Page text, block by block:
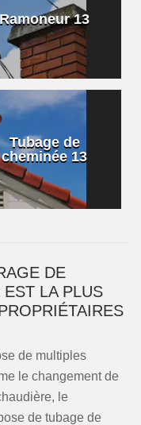
Ramoneur 13
Tubage de
cheminée 13
DE
LA PLUS
de multiples
le changement de
le
de tubage de